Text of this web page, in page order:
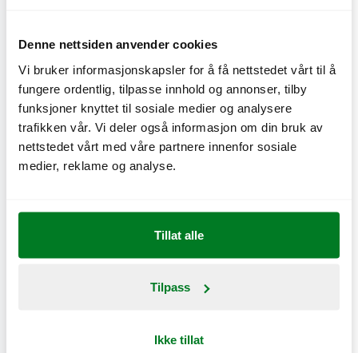
Denne nettsiden anvender cookies
Vi bruker informasjonskapsler for å få nettstedet vårt til å
fungere ordentlig, tilpasse innhold og annonser, tilby
funksjoner knyttet til sosiale medier og analysere
trafikken vår. Vi deler også informasjon om din bruk av
nettstedet vårt med våre partnere innenfor sosiale
medier, reklame og analyse.
Tillat alle
Tilpass
Ikke tillat
Grand Chicken Parmesan-meny
Gjelder ikke Delivery og går ikke å kombinere med andre
tilbud. Gyldig t.o.m. 22. mars 2026.
Benytt tilbudet direkte i appen